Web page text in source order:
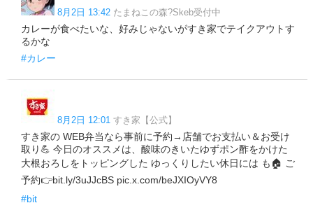
8月2日 13:42 たまねこの森?Skeb受付中
カレーが食べたいな、好みじゃないがすき家でテイクアウトす
るかな
#カレー
8月2日 12:01 すき家【公式】
すき家の WEB弁当なら事前に予約→店舗でお支払い＆お受け
取り💪 今日のオススメは、酸味のきいたゆずポン酢をかけた
大根おろしをトッピングした ゆっくりしたい休日には も🏠 ご
予約👉bit.ly/3uJJcBS pic.x.com/beJXIOyVY8
#bit